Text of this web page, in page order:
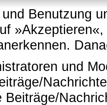
Benutzung
und
Beiträge/